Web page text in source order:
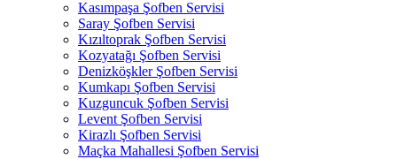
Kasımpaşa Şofben Servisi
Saray Şofben Servisi
Kızıltoprak Şofben Servisi
Kozyatağı Şofben Servisi
Denizköşkler Şofben Servisi
Kumkapı Şofben Servisi
Kuzguncuk Şofben Servisi
Levent Şofben Servisi
Kirazlı Şofben Servisi
Maçka Mahallesi Şofben Servisi